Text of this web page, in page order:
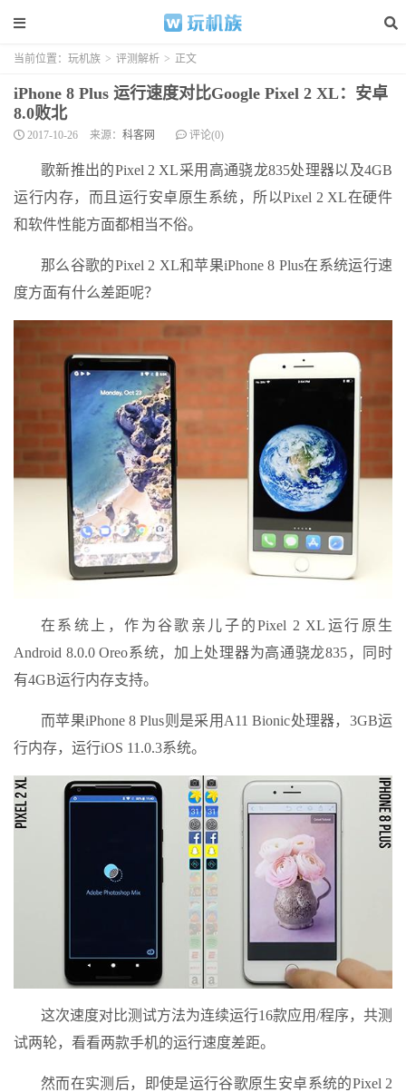
当前位置： 玩机族 > 评测解析 > 正文
iPhone 8 Plus 运行速度对比Google Pixel 2 XL：安卓
8.0败北
2017-10-26 来源： 科客网 评论(0)
歌新推出的Pixel 2 XL采用高通骁龙835处理器以及4GB
运行内存，而且运行安卓原生系统，所以Pixel 2 XL在硬件
和软件性能方面都相当不俗。
那么谷歌的Pixel 2 XL和苹果iPhone 8 Plus在系统运行速
度方面有什么差距呢？
在系统上，作为谷歌亲儿子的Pixel 2 XL运行原生
Android 8.0.0 Oreo系统，加上处理器为高通骁龙835，同时
有4GB运行内存支持。
而苹果iPhone 8 Plus则是采用A11 Bionic处理器，3GB运
行内存，运行iOS 11.0.3系统。
这次速度对比测试方法为连续运行16款应用/程序，共测
试两轮，看看两款手机的运行速度差距。
然而在实测后，即使是运行谷歌原生安卓系统的Pixel 2